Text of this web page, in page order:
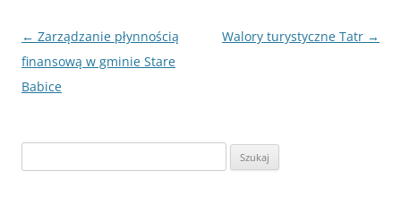
Nawigacja
wpisu
← Zarządzanie płynnością
finansową w gminie Stare
Babice
Walory turystyczne Tatr →
z